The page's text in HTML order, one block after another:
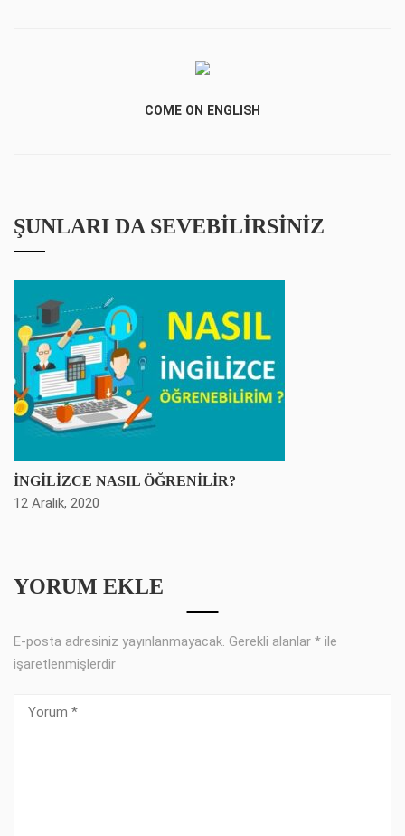
COME ON ENGLISH
ŞUNLARI DA SEVEBILIRSINIZ
İNGİLİZCE NASIL ÖĞRENİLİR?
12 Aralık, 2020
YORUM EKLE
E-posta adresiniz yayınlanmayacak. Gerekli alanlar * ile
işaretlenmişlerdir